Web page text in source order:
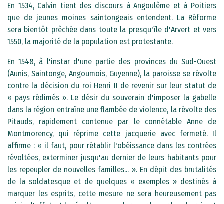
En 1534, Calvin tient des discours à Angoulême et à Poitiers
que de jeunes moines saintongeais entendent. La Réforme
sera bientôt prêchée dans toute la presqu'île d'Arvert et vers
1550, la majorité de la population est protestante.
En 1548, à l'instar d'une partie des provinces du Sud-Ouest
(Aunis, Saintonge, Angoumois, Guyenne), la paroisse se révolte
contre la décision du roi Henri II de revenir sur leur statut de
« pays rédimés ». Le désir du souverain d'imposer la gabelle
dans la région entraîne une flambée de violence, la révolte des
Pitauds, rapidement contenue par le connétable Anne de
Montmorency, qui réprime cette jacquerie avec fermeté. Il
affirme : « il faut, pour rétablir l'obéissance dans les contrées
révoltées, exterminer jusqu'au dernier de leurs habitants pour
les repeupler de nouvelles familles... ». En dépit des brutalités
de la soldatesque et de quelques « exemples » destinés à
marquer les esprits, cette mesure ne sera heureusement pas